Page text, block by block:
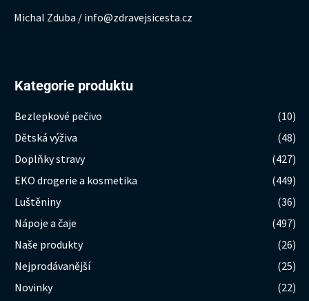
Michal Zduba / info@zdravejsicesta.cz
Kategorie produktu
Bezlepkové pečivo
(10)
Dětská výživa
(48)
Doplňky stravy
(427)
EKO drogerie a kosmetika
(449)
Luštěniny
(36)
Nápoje a čaje
(497)
Naše produkty
(26)
Nejprodávanější
(25)
Novinky
(22)